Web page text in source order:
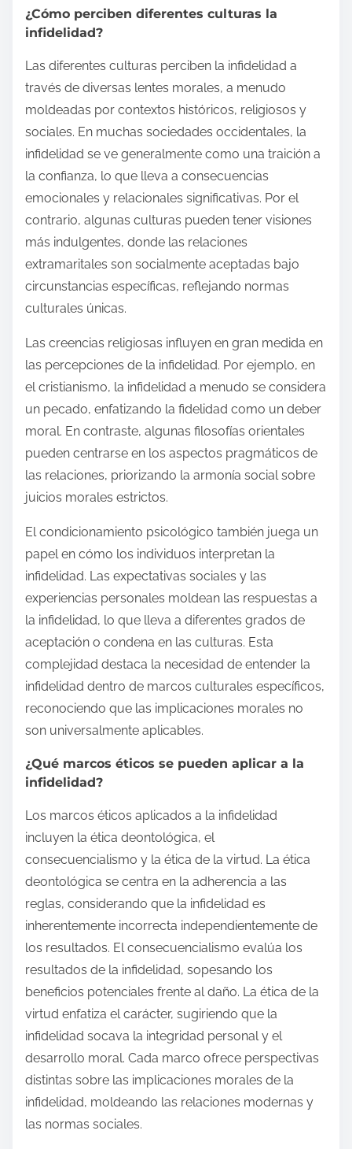
¿Cómo perciben diferentes culturas la
infidelidad?
Las diferentes culturas perciben la infidelidad a
través de diversas lentes morales, a menudo
moldeadas por contextos históricos, religiosos y
sociales. En muchas sociedades occidentales, la
infidelidad se ve generalmente como una traición a
la confianza, lo que lleva a consecuencias
emocionales y relacionales significativas. Por el
contrario, algunas culturas pueden tener visiones
más indulgentes, donde las relaciones
extramaritales son socialmente aceptadas bajo
circunstancias específicas, reflejando normas
culturales únicas.
Las creencias religiosas influyen en gran medida en
las percepciones de la infidelidad. Por ejemplo, en
el cristianismo, la infidelidad a menudo se considera
un pecado, enfatizando la fidelidad como un deber
moral. En contraste, algunas filosofías orientales
pueden centrarse en los aspectos pragmáticos de
las relaciones, priorizando la armonía social sobre
juicios morales estrictos.
El condicionamiento psicológico también juega un
papel en cómo los individuos interpretan la
infidelidad. Las expectativas sociales y las
experiencias personales moldean las respuestas a
la infidelidad, lo que lleva a diferentes grados de
aceptación o condena en las culturas. Esta
complejidad destaca la necesidad de entender la
infidelidad dentro de marcos culturales específicos,
reconociendo que las implicaciones morales no
son universalmente aplicables.
¿Qué marcos éticos se pueden aplicar a la
infidelidad?
Los marcos éticos aplicados a la infidelidad
incluyen la ética deontológica, el
consecuencialismo y la ética de la virtud. La ética
deontológica se centra en la adherencia a las
reglas, considerando que la infidelidad es
inherentemente incorrecta independientemente de
los resultados. El consecuencialismo evalúa los
resultados de la infidelidad, sopesando los
beneficios potenciales frente al daño. La ética de la
virtud enfatiza el carácter, sugiriendo que la
infidelidad socava la integridad personal y el
desarrollo moral. Cada marco ofrece perspectivas
distintas sobre las implicaciones morales de la
infidelidad, moldeando las relaciones modernas y
las normas sociales.